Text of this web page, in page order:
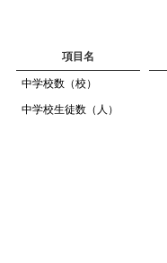
項目名
中学校数（校）
中学校生徒数（人）